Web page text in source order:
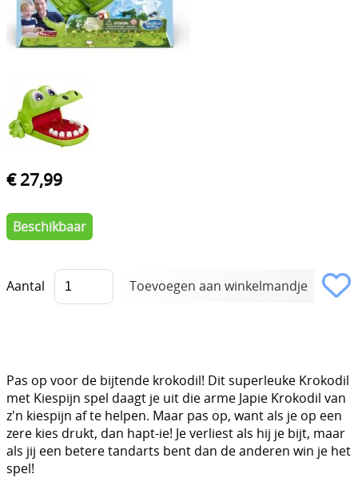
€ 27,99
Beschikbaar
Aantal
Pas op voor de bijtende krokodil! Dit superleuke Krokodil
met Kiespijn spel daagt je uit die arme Japie Krokodil van
z'n kiespijn af te helpen. Maar pas op, want als je op een
zere kies drukt, dan hapt-ie! Je verliest als hij je bijt, maar
als jij een betere tandarts bent dan de anderen win je het
spel!